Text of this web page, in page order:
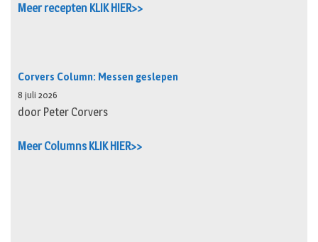
Meer recepten KLIK HIER>>
Corvers Column: Messen geslepen
8 juli 2026
door Peter Corvers
Meer Columns KLIK HIER>>